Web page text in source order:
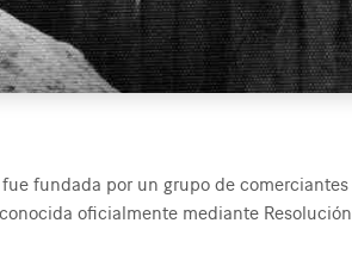
fue fundada por un grupo de comerciantes
oficialmente mediante Resolución